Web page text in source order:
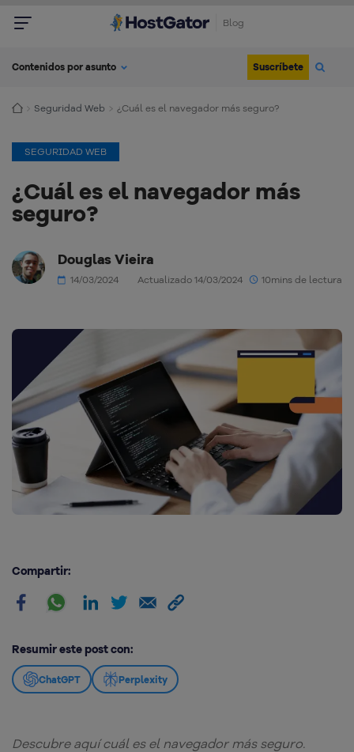
Blog
Contenidos por asunto Suscríbete
Seguridad Web ¿Cuál es el navegador más seguro?
SEGURIDAD WEB
¿Cuál es el navegador más
seguro?
Douglas Vieira
14/03/2024 Actualizado 14/03/2024 10mins de lectura
Compartir:
Resumir este post con:
ChatGPT Perplexity
Descubre aquí cuál es el navegador más seguro.